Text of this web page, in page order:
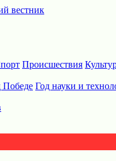
Происшествия
Победе Год науки и